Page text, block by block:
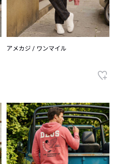
アメカジ / ワンマイル